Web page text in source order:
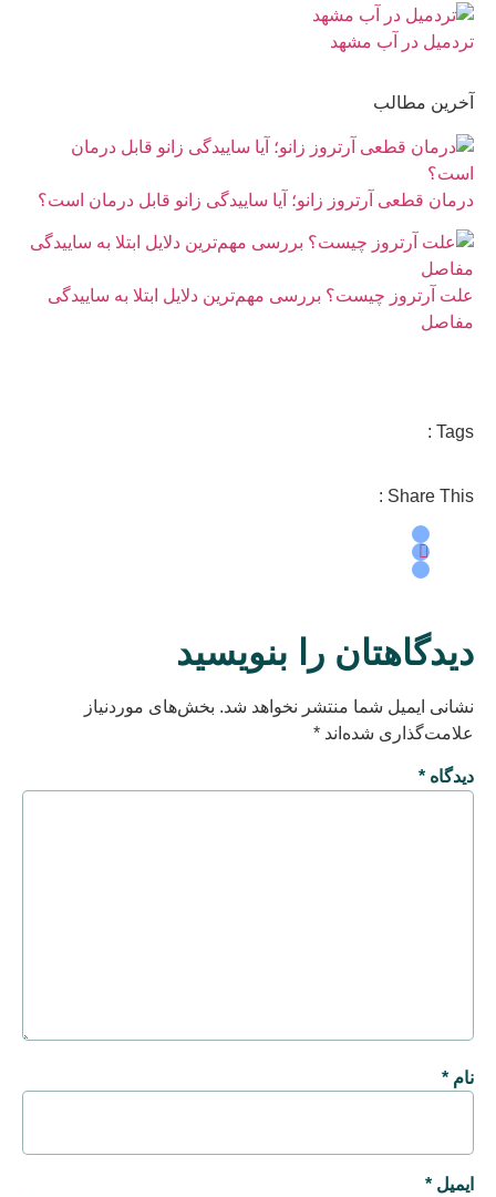
تردمیل در آب مشهد
آخرین مطالب
درمان قطعی آرتروز زانو؛ آیا ساییدگی زانو قابل درمان است؟
علت آرتروز چیست؟ بررسی مهم‌ترین دلایل ابتلا به ساییدگی
مفاصل
Tags :
Share This :
دیدگاهتان را بنویسید
نشانی ایمیل شما منتشر نخواهد شد. بخش‌های موردنیاز
علامت‌گذاری شده‌اند *
دیدگاه*
نام*
ایمیل*